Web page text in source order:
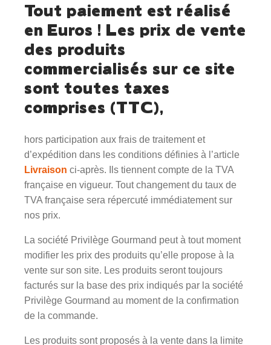
Tout paiement est réalisé
en Euros ! Les prix de vente
des produits
commercialisés sur ce site
sont toutes taxes
comprises (TTC),
hors participation aux frais de traitement et
d’expédition dans les conditions définies à l’article
Livraison ci-après. Ils tiennent compte de la TVA
française en vigueur. Tout changement du taux de
TVA française sera répercuté immédiatement sur
nos prix.
La société Privilège Gourmand peut à tout moment
modifier les prix des produits qu’elle propose à la
vente sur son site. Les produits seront toujours
facturés sur la base des prix indiqués par la société
Privilège Gourmand au moment de la confirmation
de la commande.
Les produits sont proposés à la vente dans la limite